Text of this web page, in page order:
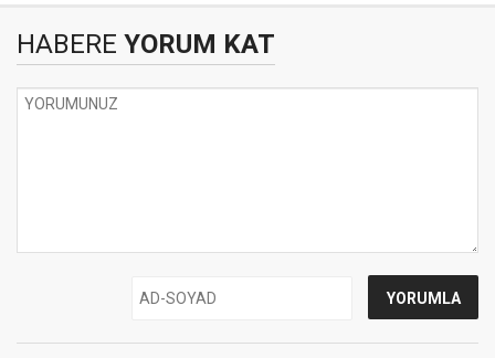
HABERE YORUM KAT